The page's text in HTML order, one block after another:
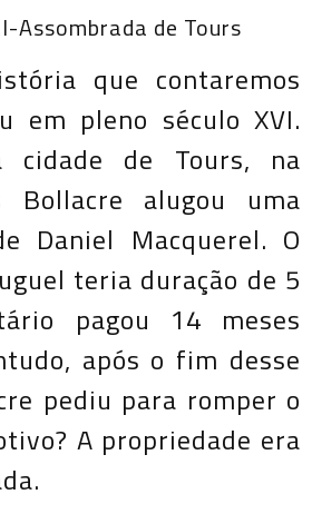
Assombrada de Tours
que contaremos
em pleno século XVI.
cidade de Tours, na
Bollacre alugou uma
Daniel Macquerel. O
teria duração de 5
pagou 14 meses
após o fim desse
pediu para romper o
A propriedade era